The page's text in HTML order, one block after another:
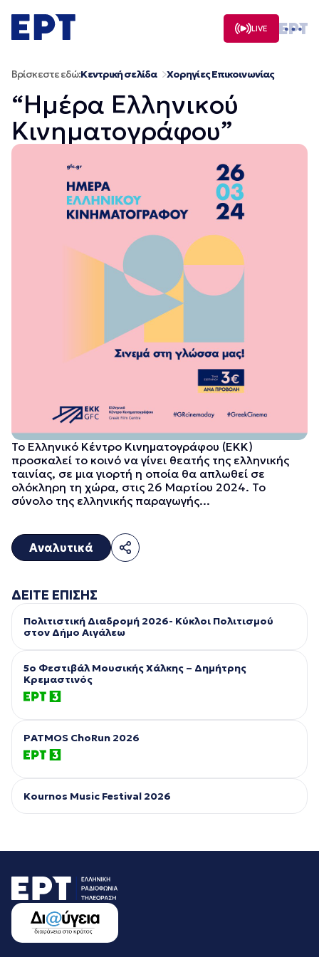
σε
περιεχόμενο
LIVE
Βρίσκεστε εδώ:Κεντρική σελίδα Χορηγίες Επικοινωνίας
“Ημέρα Ελληνικού
Κινηματογράφου”
Το Ελληνικό Κέντρο Κινηματογράφου (ΕΚΚ)
προσκαλεί το κοινό να γίνει θεατής της ελληνικής
ταινίας, σε μια γιορτή η οποία θα απλωθεί σε
ολόκληρη τη χώρα, στις 26 Μαρτίου 2024. Το
σύνολο της ελληνικής παραγωγής...
Αναλυτικά
ΔΕΙΤΕ ΕΠΙΣΗΣ
Πολιτιστική Διαδρομή 2026- Κύκλοι Πολιτισμού
στον Δήμο Αιγάλεω
5ο Φεστιβάλ Μουσικής Χάλκης – Δημήτρης
Κρεμαστινός
PATMOS ChoRun 2026
Kournos Music Festival 2026